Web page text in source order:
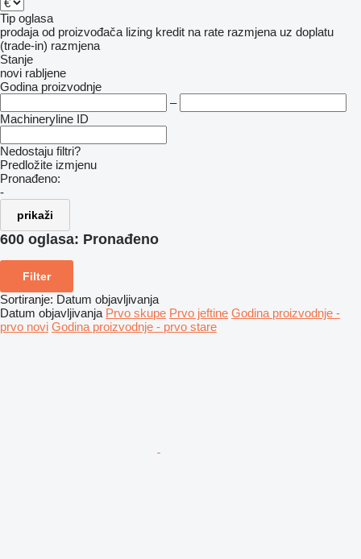
Tip oglasa
prodaja od proizvođača lizing kredit na rate razmjena uz doplatu
(trade-in) razmjena
Stanje
novi rabljene
Godina proizvodnje
–
Machineryline ID
Nedostaju filtri?
Predložite izmjenu
Pronađeno:
-
prikaži
600 oglasa: Pronađeno
Filter
Sortiranje: Datum objavljivanja
Datum objavljivanja Prvo skupe Prvo jeftine Godina proizvodnje -
prvo novi Godina proizvodnje - prvo stare